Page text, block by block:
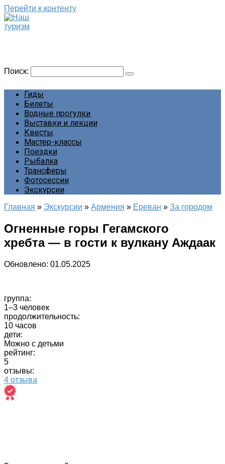
Перейти к контенту
Поиск:
Гиды
Билеты
Водные прогулки
Выставки и лекции
Квесты
Мастер-классы
Поездки
Рыбалка
Трансферы
Фотосессии
Экскурсии
Главная » Экскурсии » Армения » Ереван » За городом
Огненные горы Гегамского
хребта — в гости к вулкану Аждаак
Обновлено: 01.05.2025
группа:
1–3 человек
продолжительность:
10 часов
дети:
Можно с детьми
рейтинг:
5
отзывы:
4 отзыва